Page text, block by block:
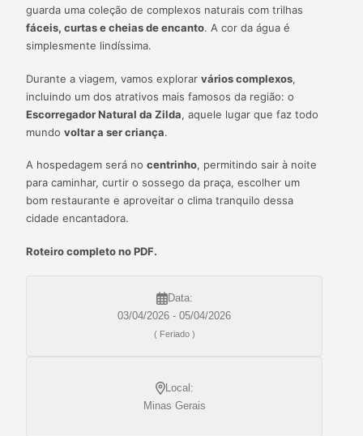
guarda uma coleção de complexos naturais com trilhas
fáceis, curtas e cheias de encanto. A cor da água é
simplesmente lindíssima.
Durante a viagem, vamos explorar vários complexos,
incluindo um dos atrativos mais famosos da região: o
Escorregador Natural da Zilda, aquele lugar que faz todo
mundo voltar a ser criança.
A hospedagem será no centrinho, permitindo sair à noite
para caminhar, curtir o sossego da praça, escolher um
bom restaurante e aproveitar o clima tranquilo dessa
cidade encantadora.
Roteiro completo no PDF.
Data:
03/04/2026 - 05/04/2026
( Feriado )
Local:
Minas Gerais